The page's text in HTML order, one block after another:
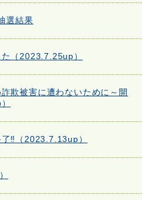
選結果
（2023.7.25up）
欺被害に遭わないために～開
‼（2023.7.13up）